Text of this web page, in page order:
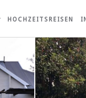
HOCHZEITSREISEN